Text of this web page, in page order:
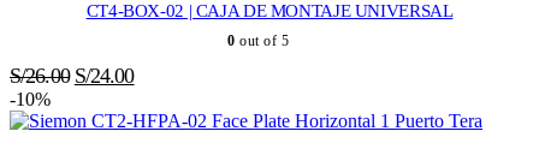
CT4-BOX-02 | CAJA DE MONTAJE UNIVERSAL
0 out of 5
S/26.00 El
original
S/24.00El
actual
-10%